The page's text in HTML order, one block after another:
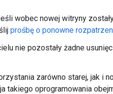
wobec nowej witryny
prośbę o ponowne
nie pozostały żadne
zarówno starej, jak i
takiego oprogramowania